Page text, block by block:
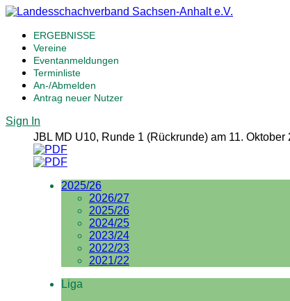
ERGEBNISSE
Vereine
Eventanmeldungen
Terminliste
An-/Abmelden
Antrag neuer Nutzer
Sign In
JBL MD U10, Runde 1 (Rückrunde) am 11. Oktober
2025/26
2026/27
2025/26
2024/25
2023/24
2022/23
2021/22
Liga